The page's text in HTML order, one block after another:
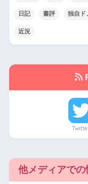
日記 書評 独自ド
近況
他メディアで